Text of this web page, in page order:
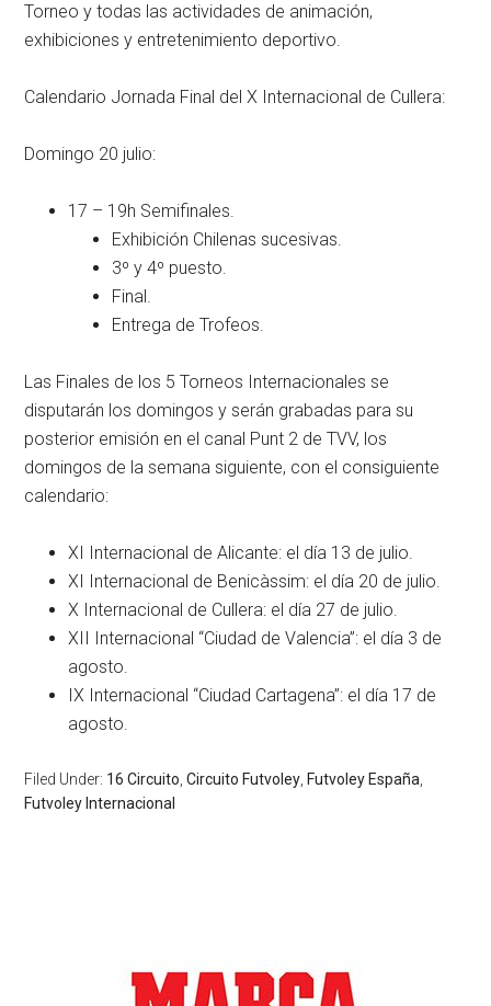
Torneo y todas las actividades de animación,
exhibiciones y entretenimiento deportivo.
Calendario Jornada Final del X Internacional de Cullera:
Domingo 20 julio:
17 – 19h Semifinales.
Exhibición Chilenas sucesivas.
3º y 4º puesto.
Final.
Entrega de Trofeos.
Las Finales de los 5 Torneos Internacionales se
disputarán los domingos y serán grabadas para su
posterior emisión en el canal Punt 2 de TVV, los
domingos de la semana siguiente, con el consiguiente
calendario:
XI Internacional de Alicante: el día 13 de julio.
XI Internacional de Benicàssim: el día 20 de julio.
X Internacional de Cullera: el día 27 de julio.
XII Internacional “Ciudad de Valencia”: el día 3 de
agosto.
IX Internacional “Ciudad Cartagena”: el día 17 de
agosto.
Filed Under: 16 Circuito ,Circuito Futvoley Futvoley España
Futvoley Internacional